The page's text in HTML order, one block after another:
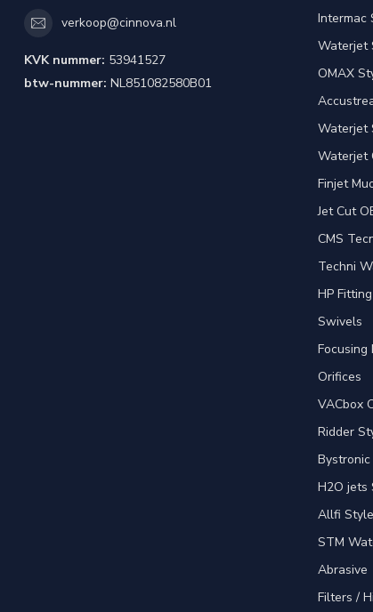
verkoop@cinnova.nl
KVK nummer: 53941527
btw-nummer: NL851082580B01
Intermac
Waterjet
OMAX
Waterjet
Waterjet
Finjet
Jet Cut
CMS
Techni
HP
Swivels
Focusing
Orifices
VACbox
Ridder
H2O jets
Allfi Style
STM
Abrasive
Filters /